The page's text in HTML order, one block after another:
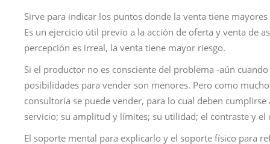
Sirve para indicar los puntos donde la venta tiene
Es un ejercicio útil previo a la acción de oferta y venta de
percepción es irreal, la venta tiene mayor riesgo.
Si el productor no es consciente del problema -aún
posibilidades para vender son menores. Pero como
consultoría se puede vender, para lo cual deben
servicio; su amplitud y límites; su utilidad; el contraste y
El soporte mental para explicarlo y el soporte físico para